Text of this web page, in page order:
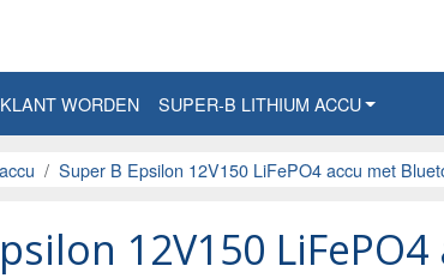
KLANT WORDEN SUPER-B LITHIUM ACCU
Super B Epsilon 12V150 LiFePO4 accu met
12V150